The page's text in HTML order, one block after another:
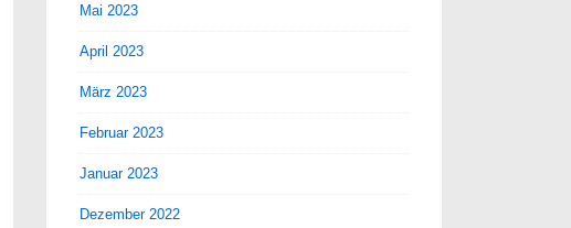
Mai 2023
April 2023
März 2023
Februar 2023
Januar 2023
Dezember 2022